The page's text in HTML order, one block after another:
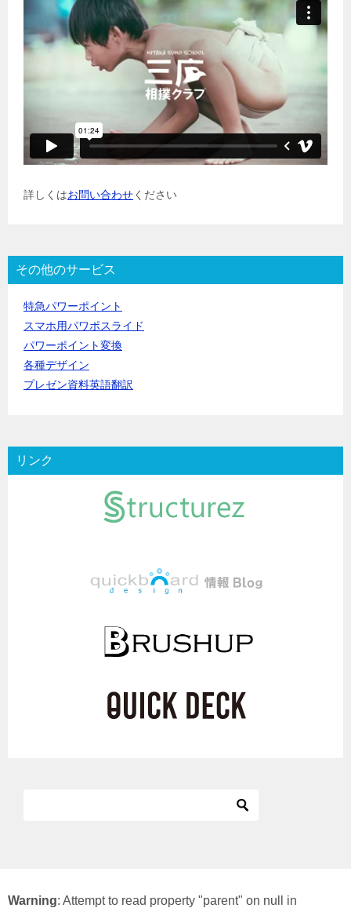
詳しくはお問い合わせください
その他のサービス
特急パワーポイント
スマホ用パワポスライド
パワーポイント変換
各種デザイン
プレゼン資料英語翻訳
リンク
Warning: Attempt to read property "parent" on null in